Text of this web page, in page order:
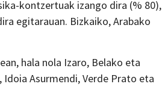
kontzertuak izango dira (% 80),
egitarauan. Bizkaiko, Arabako
hala nola Izaro, Belako eta
Asurmendi, Verde Prato eta